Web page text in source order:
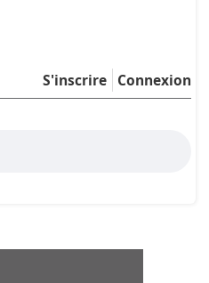
Connexion
S'inscrire